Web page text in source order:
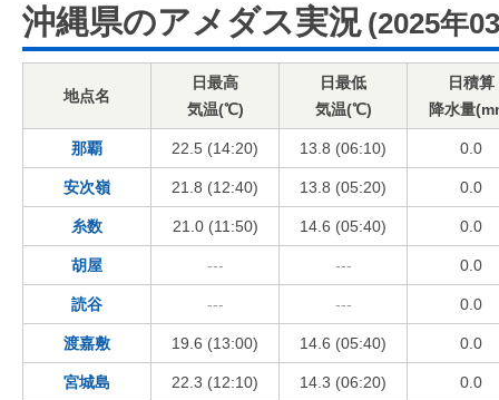
沖縄県のアメダス実況 (2025年
地点名
日最高
気温(℃)
日最低
気温(℃)
日積算
降水量
那覇 22.5 (14:20) 13.8 (06:10) 0.0
安次嶺 21.8 (12:40) 13.8 (05:20) 0.0
糸数 21.0 (11:50) 14.6 (05:40) 0.0
胡屋 --- --- 0.0
読谷 --- --- 0.0
渡嘉敷 19.6 (13:00) 14.6 (05:40) 0.0
宮城島 22.3 (12:10) 14.3 (06:20) 0.0